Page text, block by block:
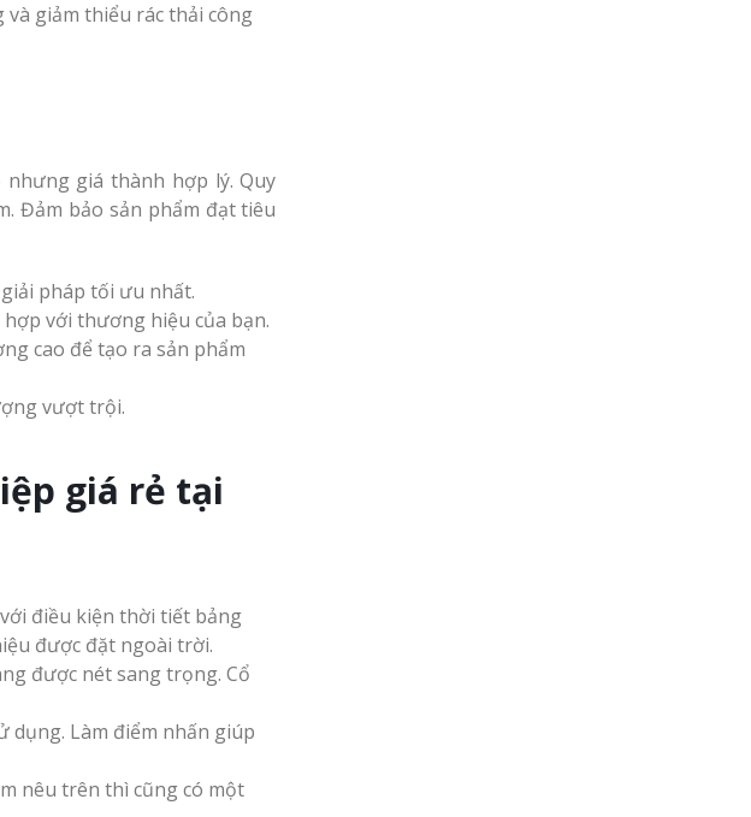
giảm thiểu rác thải công
giá thành hợp lý. Quy
Đảm bảo sản phẩm đạt tiêu
pháp tối ưu nhất.
với thương hiệu của bạn.
cao để tạo ra sản phẩm
vượt trội.
giá rẻ tại
điều kiện thời tiết bảng
được đặt ngoài trời.
được nét sang trọng. Cổ
dụng. Làm điểm nhấn giúp
nêu trên thì cũng có một